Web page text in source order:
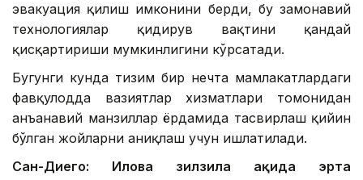
эвакуация қилиш имконини берди, бу замонавий
технологиялар қидирув вақтини қандай
қисқартириши мумкинлигини кўрсатади.
Бугунги кунда тизим бир нечта мамлакатлардаги
фавқулодда вазиятлар хизматлари томонидан
анъанавий манзиллар ёрдамида тасвирлаш қийин
бўлган жойларни аниқлаш учун ишлатилади.
Сан-Диего: Илова зилзила ҳақида эрта